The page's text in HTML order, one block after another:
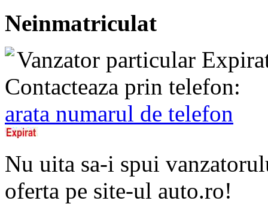
Neinmatriculat
Vanzator particular
Contacteaza prin telefon:
arata numarul de telefon
Nu uita sa-i spui
oferta pe site-ul auto.ro!